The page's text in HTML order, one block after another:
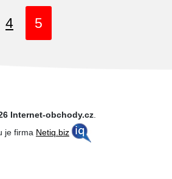
4 5
Internet-obchody.cz.
je firma Netiq.biz